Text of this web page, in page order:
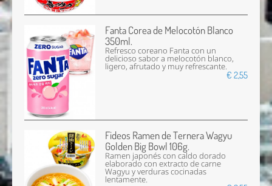
Fanta Corea de Melocotón Blanco
350ml.
Refresco coreano Fanta con un
delicioso sabor a melocotón blanco,
ligero, afrutado y muy refrescante.
€ 2,55
Fideos Ramen de Ternera Wagyu
Golden Big Bowl 106g.
Ramen japonés con caldo dorado
elaborado con extracto de carne
Wagyu y verduras cocinadas
lentamente.